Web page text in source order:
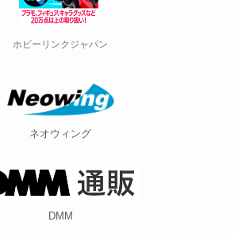
ホビーリンクジャパン
ネオウィング
DMM